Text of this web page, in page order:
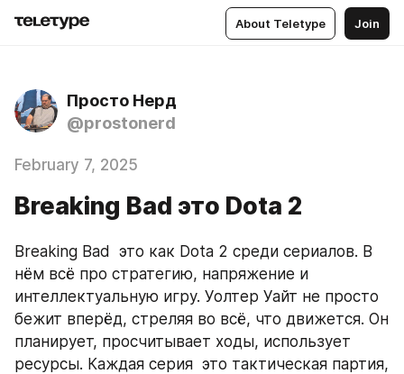
About Teletype Join
Просто Нерд
@prostonerd
February 7, 2025
Breaking Bad это Dota 2
Breaking Bad  это как Dota 2 среди сериалов. В
нём всё про стратегию, напряжение и
интеллектуальную игру. Уолтер Уайт не просто
бежит вперёд, стреляя во всё, что движется. Он
планирует, просчитывает ходы, использует
ресурсы. Каждая серия  это тактическая партия,